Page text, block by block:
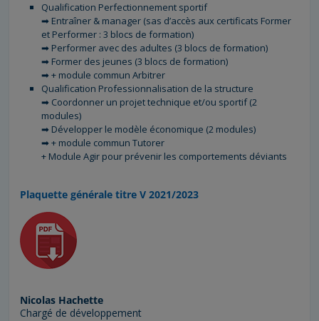
Qualification Perfectionnement sportif
➡ Entraîner & manager (sas d’accès aux certificats Former
et Performer : 3 blocs de formation)
➡ Performer avec des adultes (3 blocs de formation)
➡ Former des jeunes (3 blocs de formation)
➡ + module commun Arbitrer
Qualification Professionnalisation de la structure
➡ Coordonner un projet technique et/ou sportif (2
modules)
➡ Développer le modèle économique (2 modules)
➡ + module commun Tutorer
+ Module Agir pour prévenir les comportements déviants
Plaquette générale titre V 2021/2023
Nicolas Hachette
Chargé de développement